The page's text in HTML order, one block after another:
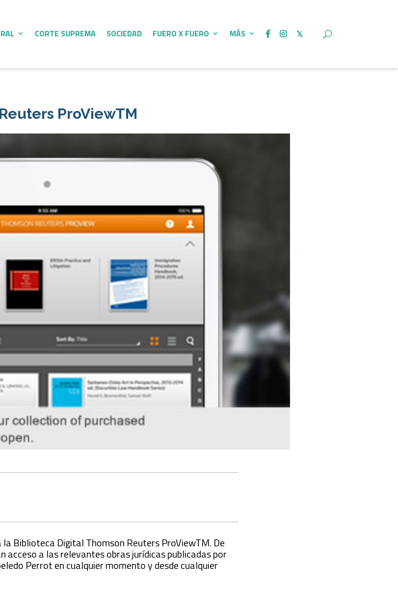
CORTE SUPREMA SOCIEDAD FUERO X FUERO MÁS
ProViewTM
Biblioteca Digital Thomson Reuters ProViewTM. De
a las relevantes obras jurídicas publicadas por
Perrot en cualquier momento y desde cualquier